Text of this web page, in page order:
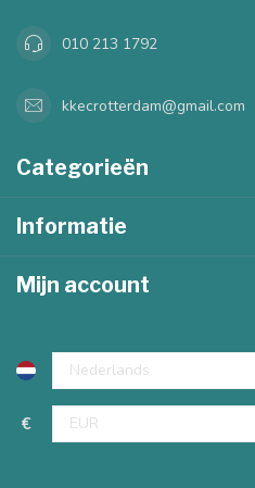
010 213 1792
kkecrotterdam@gmail.com
Categorieën
Informatie
Mijn account
€